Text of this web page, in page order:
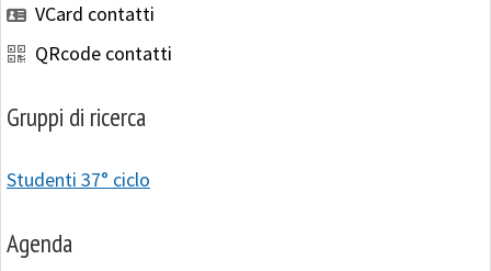
VCard contatti
QRcode contatti
Gruppi di ricerca
Studenti 37° ciclo
Agenda